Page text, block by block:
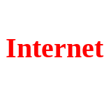
Internet